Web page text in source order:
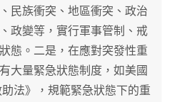
民族衝突、地區衝突、政治
政變等，實行軍事管制、戒
態。二是，在應對突發性重
大量緊急狀態制度，如美國
法》，規範緊急狀態下的重